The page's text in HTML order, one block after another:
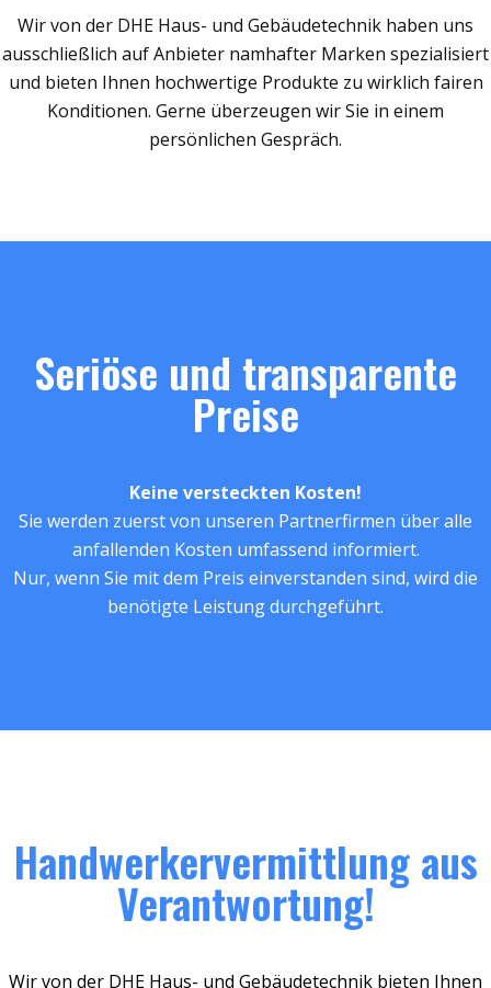
Wir von der DHE Haus- und Gebäudetechnik haben uns
ausschließlich auf Anbieter namhafter Marken spezialisiert
und bieten Ihnen hochwertige Produkte zu wirklich fairen
Konditionen. Gerne überzeugen wir Sie in einem
persönlichen Gespräch.
Seriöse und transparente
Preise
Keine versteckten Kosten!
Sie werden zuerst von unseren Partnerfirmen über alle
anfallenden Kosten umfassend informiert.
Nur, wenn Sie mit dem Preis einverstanden sind, wird die
benötigte Leistung durchgeführt.
Handwerkervermittlung aus
Verantwortung!
Wir von der DHE Haus- und Gebäudetechnik bieten Ihnen